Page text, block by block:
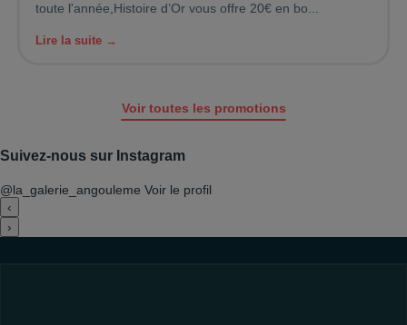
toute l'année,Histoire d’Or vous offre 20€ en bo...
Lire la suite →
Voir toutes les promotions
Suivez-nous sur Instagram
@la_galerie_angouleme Voir le profil
‹
›